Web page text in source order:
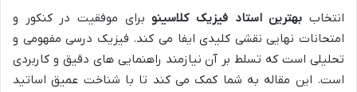
انتخاب بهترین استاد فیزیک کلاسینوبرای موفقیت در کنکور و
امتحانات نهایی نقشی کلیدی ایفا می کند. فیزیک درسی مفهومی و
تحلیلی است که تسلط بر آن نیازمند راهنمایی های دقیق و کاربردی
است. این مقاله به شما کمک می کند تا با شناخت عمیق اساتید